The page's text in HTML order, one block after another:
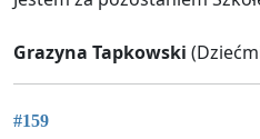
Grazyna Tapkowski
#159